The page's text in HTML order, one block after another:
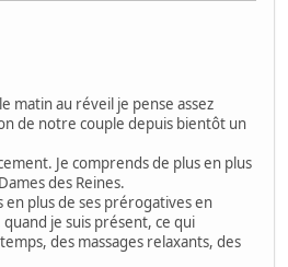
matin au réveil je pense assez
de notre couple depuis bientôt un
Je comprends de plus en plus
des Reines.
plus de ses prérogatives en
je suis présent, ce qui
des massages relaxants, des